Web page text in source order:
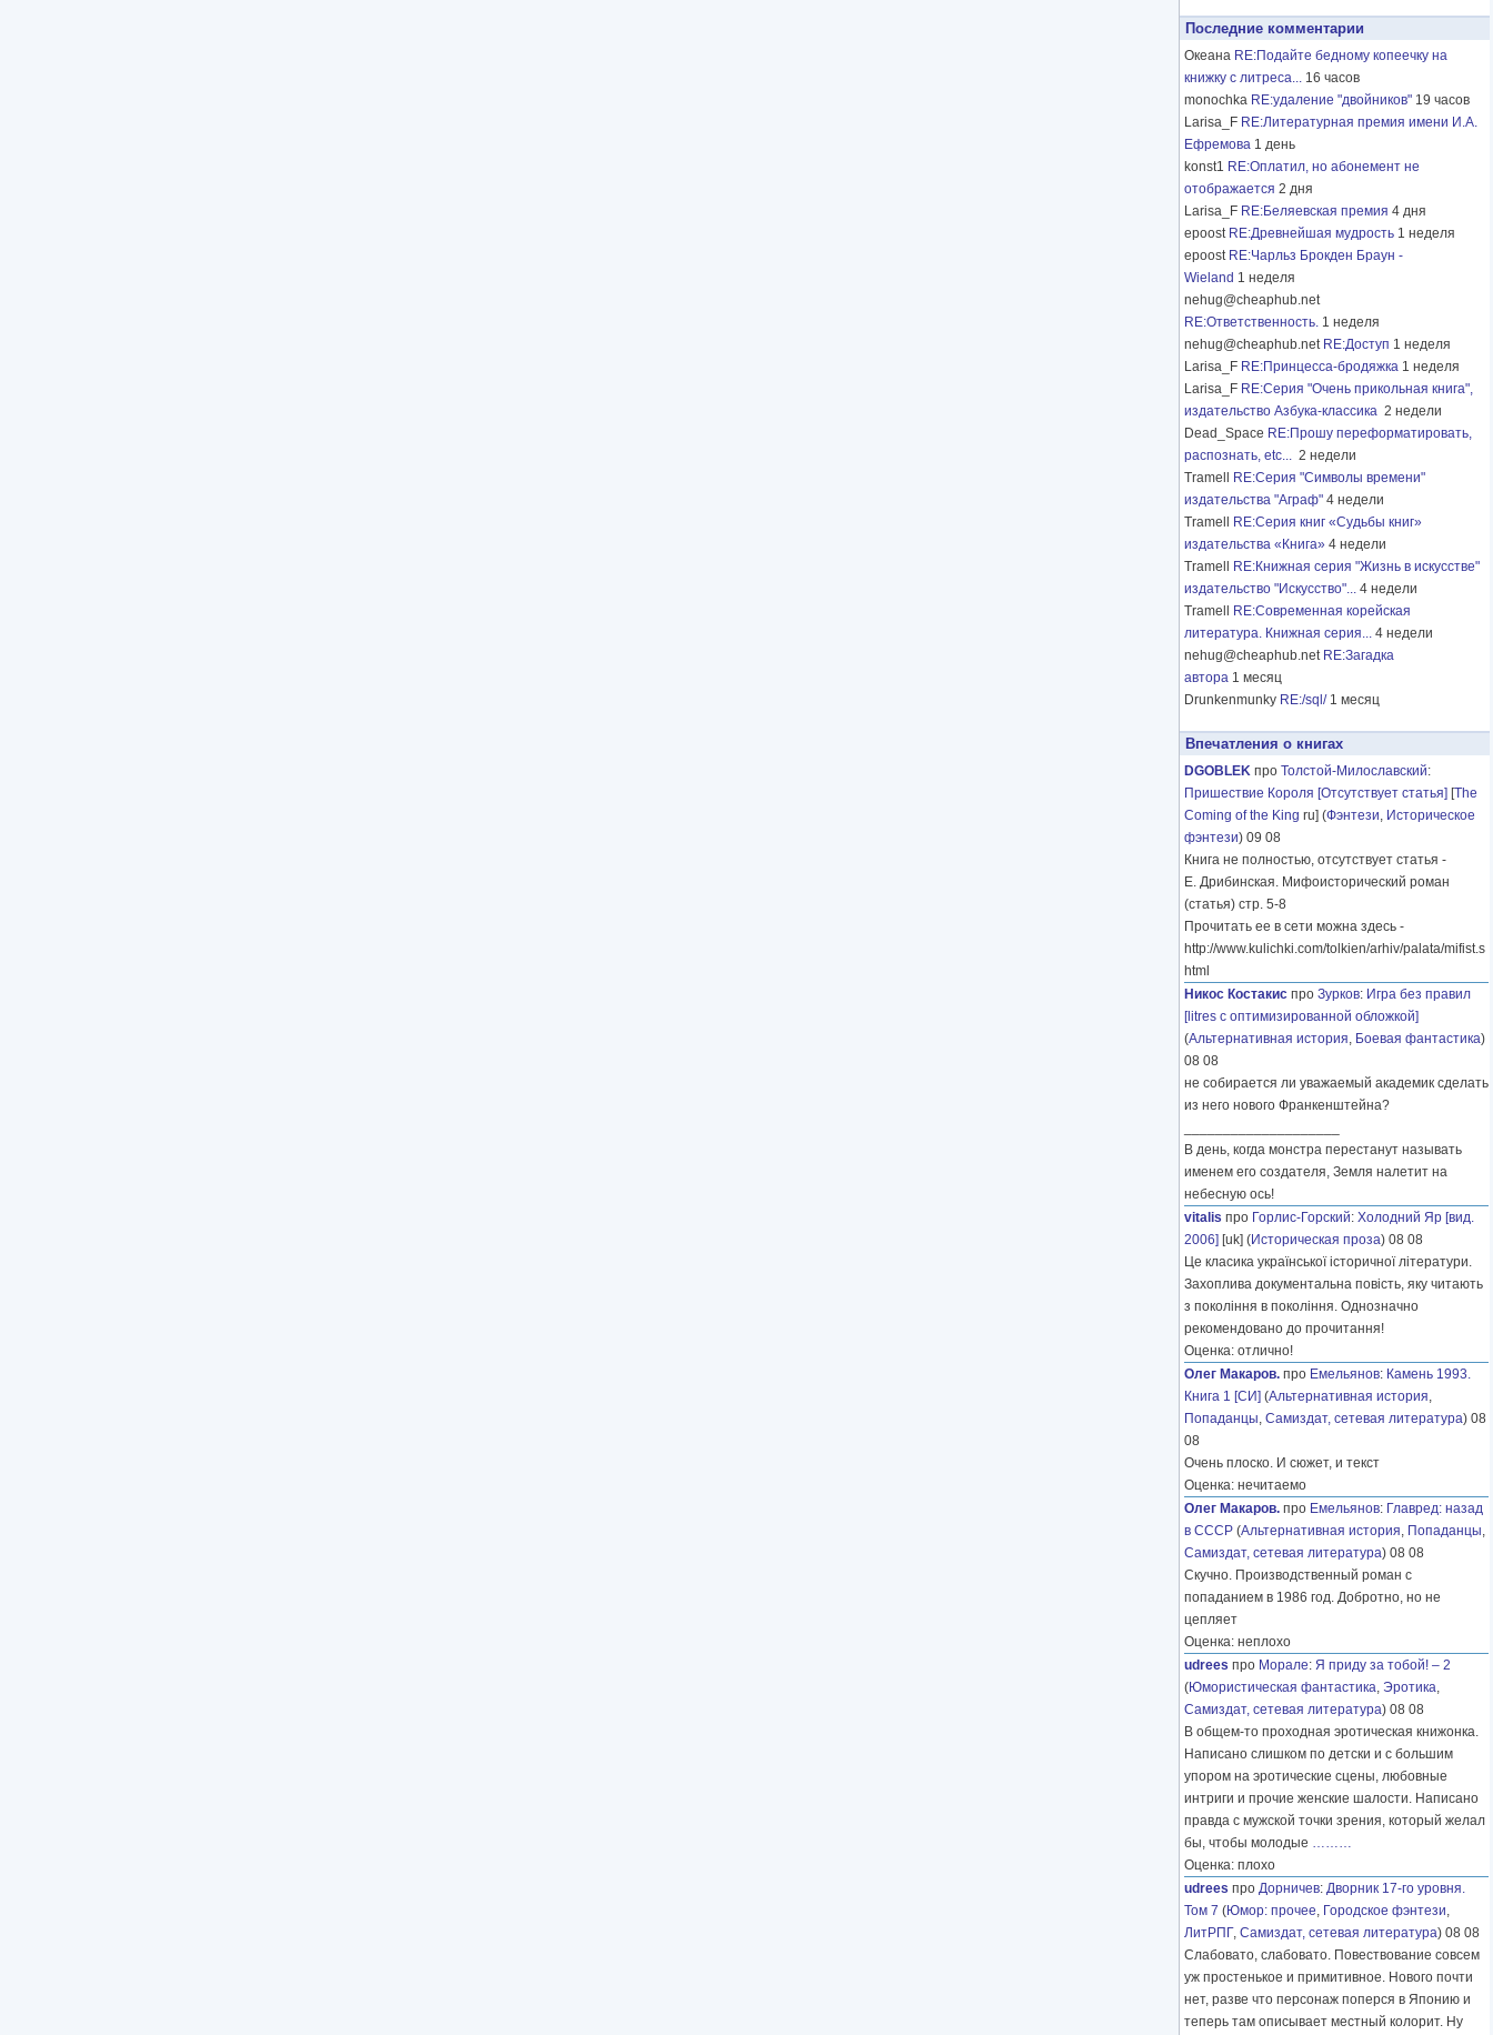
Последние комментарии
Океана RE:Подайте бедному копеечку на
книжку с литреса... 16 часов
monochka RE:удаление "двойников" 19 часов
Larisa_F RE:Литературная премия имени И.А.
Ефремова 1 день
konst1 RE:Оплатил, но абонемент не
отображается 2 дня
Larisa_F RE:Беляевская премия 4 дня
epoost RE:Древнейшая мудрость 1 неделя
epoost RE:Чарльз Брокден Браун -
Wieland 1 неделя
nehug@cheaphub.net
RE:Ответственность. 1 неделя
nehug@cheaphub.net RE:Доступ 1 неделя
Larisa_F RE:Принцесса-бродяжка 1 неделя
Larisa_F RE:Серия "Очень прикольная книга",
издательство Азбука-классика 2 недели
Dead_Space RE:Прошу переформатировать,
распознать, etc... 2 недели
Tramell
RE:Серия "Символы времени"
издательства "Аграф" 4 недели
Tramell
RE:Серия книг «Судьбы книг»
издательства «Книга» 4 недели
Tramell
RE:Книжная серия "Жизнь в искусстве"
издательство "Искусство"... 4 недели
Tramell
RE:Современная корейская
литература. Книжная серия... 4 недели
nehug@cheaphub.net RE:Загадка
автора 1 месяц
Drunkenmunky RE:/sql/ 1 месяц
Впечатления о книгах
DGOBLEK про Толстой-Милославский:
Пришествие Короля [Отсутствует статья] [The
Coming of the King ru] (Фэнтези, Историческое
фэнтези) 09 08
Книга не полностью, отсутствует статья -
Е. Дрибинская. Мифоисторический роман
(статья) стр. 5-8
Прочитать ее в сети можна здесь -
http://www.kulichki.com/tolkien/arhiv/palata/mifist.s
html
Никос Костакис про Зурков: Игра без правил
[litres с оптимизированной обложкой]
(Альтернативная история, Боевая фантастика)
08 08
не собирается ли уважаемый академик сделать
из него нового Франкенштейна?
В день, когда монстра перестанут называть
именем его создателя, Земля налетит на
небесную ось!
vitalis про Горлис-Горский: Холодний Яр [вид.
2006] [uk] (Историческая проза) 08 08
Це класика української історичної літератури.
Захоплива документальна повість, яку читають
з покоління в покоління. Однозначно
рекомендовано до прочитання!
Оценка: отлично!
Олег Макаров. про Емельянов: Камень 1993.
Книга 1 [СИ] (Альтернативная история,
Попаданцы, Самиздат, сетевая литература) 08
08
Очень плоско. И сюжет, и текст
Оценка: нечитаемо
Олег Макаров. про Емельянов: Главред: назад
в СССР (Альтернативная история, Попаданцы,
Самиздат, сетевая литература) 08 08
Скучно. Производственный роман с
попаданием в 1986 год. Добротно, но не
цепляет
Оценка: неплохо
udrees про Морале: Я приду за тобой! – 2
(Юмористическая фантастика, Эротика,
Самиздат, сетевая литература) 08 08
В общем-то проходная эротическая книжонка.
Написано слишком по детски и с большим
упором на эротические сцены, любовные
интриги и прочие женские шалости. Написано
правда с мужской точки зрения, который желал
бы, чтобы молодые ………
Оценка: плохо
udrees про Дорничев: Дворник 17-го уровня.
Том 7 (Юмор: прочее, Городское фэнтези,
ЛитРПГ, Самиздат, сетевая литература) 08 08
Слабовато, слабовато. Повествование совсем
уж простенькое и примитивное. Нового почти
нет, разве что персонаж поперся в Японию и
теперь там описывает местный колорит. Ну